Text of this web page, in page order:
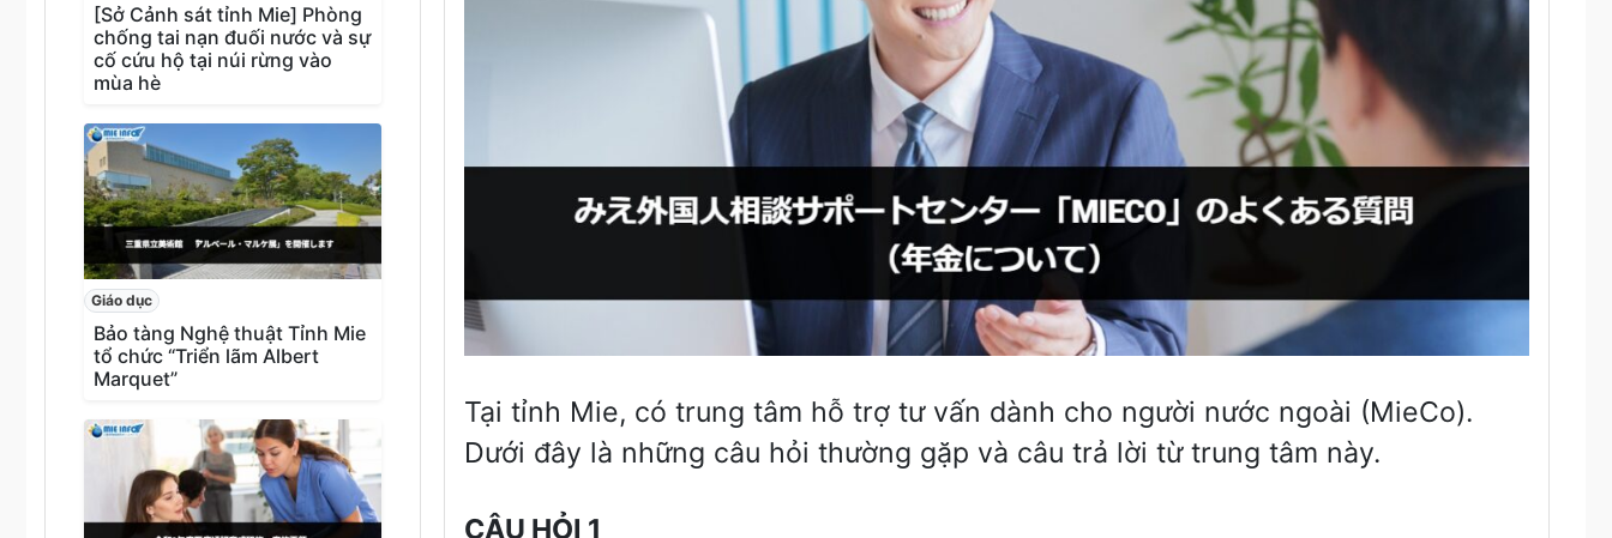
[Sở Cảnh sát tỉnh Mie] Phòng
chống tai nạn đuối nước và sự
cố cứu hộ tại núi rừng vào
mùa hè
Giáo dục
Bảo tàng Nghệ thuật Tỉnh Mie
tổ chức “Triển lãm Albert
Marquet”
Tại tỉnh Mie, có trung tâm hỗ trợ tư vấn dành cho người nước ngoài (MieCo).
Dưới đây là những câu hỏi thường gặp và câu trả lời từ trung tâm này.
CÂU HỎI 1